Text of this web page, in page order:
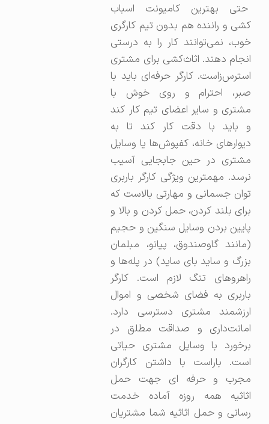
حتی بهترین کامیونت اسباب
کشی و راننده هم بدون تیم کارگری
خوب، نمی‌توانند کار را به درستی
انجام دهند. اثاث‌کشی برای مشتری
استرس‌زاست. کارگر حرفه‌ای باید با
صبر، احترام و روی خوش با
مشتری و سایر اعضای تیم کار کند
و باید با دقت کار کند تا به
دیوارهای خانه، کفپوش‌ها یا وسایل
مشتری در حین جابجایی آسیب
نرسد. مهمترین ویژگی کارگر باربری
توان جسمانی و مهارتی بالاست که
برای بلند کردن، حمل کردن و بالا و
پایین بردن وسایل سنگین و حجیم
(مانند گاوصندوق، پیانو، مبلمان
بزرگ و ساید بای ساید) در پله‌ها و
راهروهای تنگ لازم است. کارگر
باربری به فضای شخصی و اموال
ارزشمند مشتری دسترسی دارد.
امانت‌داری و صداقت مطلق در
برخورد با وسایل مشتری حیاتی
است. باراست با داشتن کارگران
مجرب و حرفه ای جهت حمل
اثاثیه همه روزه آماده خدمت
رسانی و حمل اثاثیه شما مشتریان